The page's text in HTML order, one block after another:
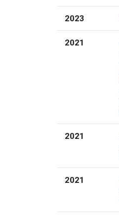
2023
2021
2021
2021